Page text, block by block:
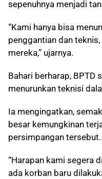
sepenuhnya menjadi
“Kami hanya bisa
penggantian dan
mereka,” ujarnya.
Bahari berharap, BPTD
menurunkan teknisi
Ia mengingatkan,
besar kemungkinan
persimpangan tersebut.
“Harapan kami segera
ada korban baru